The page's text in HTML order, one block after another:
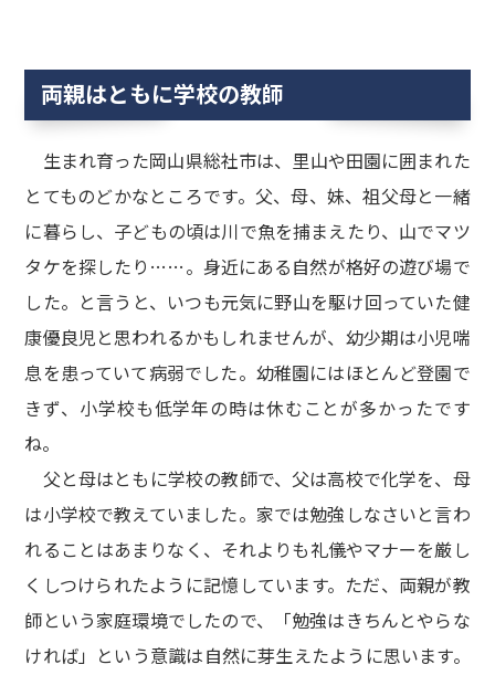
両親はともに学校の教師
生まれ育った岡山県総社市は、里山や田園に囲まれた
とてものどかなところです。父、母、妹、祖父母と一緒
に暮らし、子どもの頃は川で魚を捕まえたり、山でマツ
タケを探したり……。身近にある自然が格好の遊び場で
した。と言うと、いつも元気に野山を駆け回っていた健
康優良児と思われるかもしれませんが、幼少期は小児喘
息を患っていて病弱でした。幼稚園にはほとんど登園で
きず、小学校も低学年の時は休むことが多かったです
ね。
父と母はともに学校の教師で、父は高校で化学を、母
は小学校で教えていました。家では勉強しなさいと言わ
れることはあまりなく、それよりも礼儀やマナーを厳し
くしつけられたように記憶しています。ただ、両親が教
師という家庭環境でしたので、「勉強はきちんとやらな
ければ」という意識は自然に芽生えたように思います。